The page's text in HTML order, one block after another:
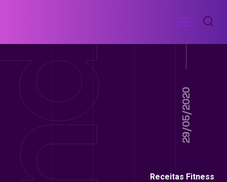
conteúdo
RECEITAS
ACADEMIA
Menu
29/05/2020
Receitas Fitness